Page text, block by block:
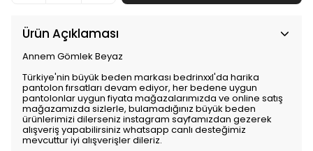
Ürün Açıklaması
Annem Gömlek Beyaz
Türkiye'nin büyük beden markası bedrinxxl'da harika
pantolon fırsatları devam ediyor, her bedene uygun
pantolonlar uygun fiyata mağazalarımızda ve online satış
mağazamızda sizlerle, bulamadığınız büyük beden
ürünlerimizi dilerseniz instagram sayfamızdan gezerek
alışveriş yapabilirsiniz whatsapp canlı desteğimiz
mevcuttur iyi alışverişler dileriz.